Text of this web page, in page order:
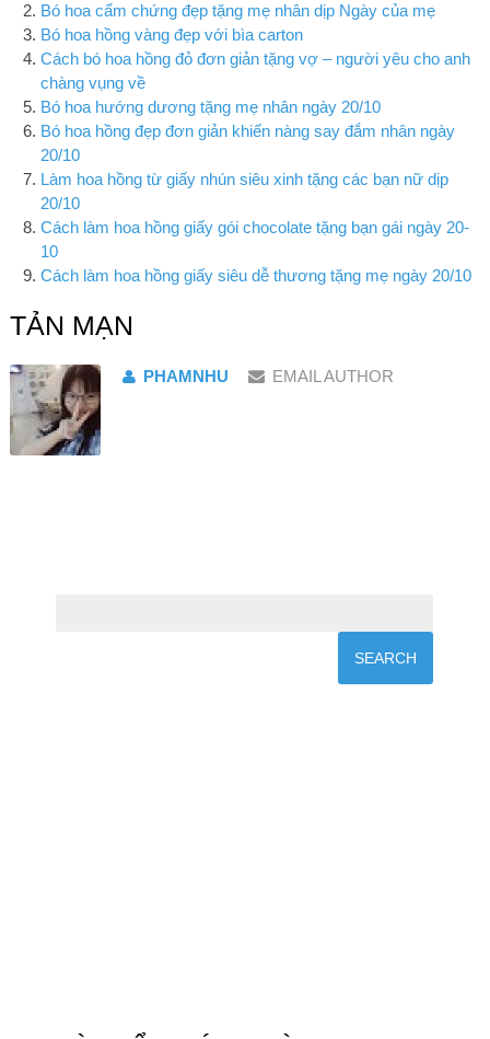
Bó hoa cẩm chứng đẹp tặng mẹ nhân dịp Ngày của mẹ
Bó hoa hồng vàng đẹp với bìa carton
Cách bó hoa hồng đỏ đơn giản tặng vợ – người yêu cho anh
chàng vụng về
Bó hoa hướng dương tặng mẹ nhân ngày 20/10
Bó hoa hồng đẹp đơn giản khiến nàng say đắm nhân ngày
20/10
Làm hoa hồng từ giấy nhún siêu xinh tặng các bạn nữ dịp
20/10
Cách làm hoa hồng giấy gói chocolate tặng bạn gái ngày 20-
10
Cách làm hoa hồng giấy siêu dễ thương tặng mẹ ngày 20/10
TẢN MẠN
PHAMNHU EMAIL AUTHOR